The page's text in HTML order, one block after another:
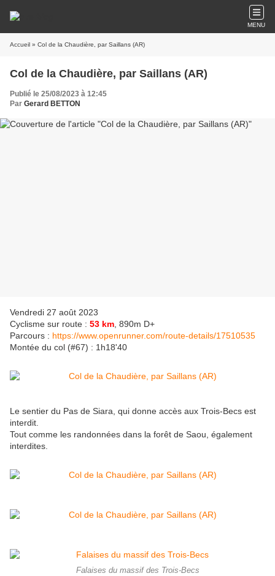
MENU
Accueil » Col de la Chaudière, par Saillans (AR)
Col de la Chaudière, par Saillans (AR)
Publié le 25/08/2023 à 12:45
Par Gerard BETTON
Vendredi 27 août 2023
Cyclisme sur route : 53 km , 890m D+
Parcours : https://www.openrunner.com/route-details/17510535
Montée du col (#67) : 1h18'40
Le sentier du Pas de Siara, qui donne accès aux Trois-Becs est
interdit.
Tout comme les randonnées dans la forêt de Saou, également
interdites.
Falaises du massif des Trois-Becs